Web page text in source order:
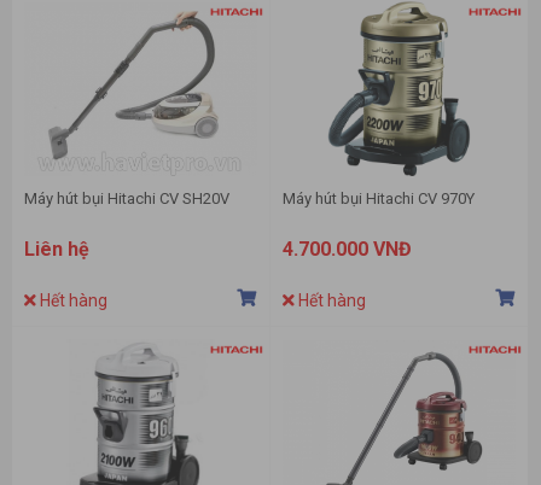
Máy hút bụi Hitachi CV SH20V
Liên hệ
Hết hàng
Máy hút bụi Hitachi CV 970Y
4.700.000 VNĐ
Hết hàng